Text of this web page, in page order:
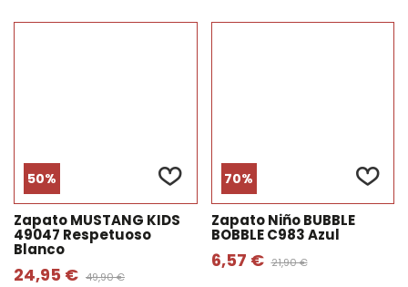
50%
Zapato MUSTANG KIDS
49047 Respetuoso
Blanco
24,95 € 49,90 €
70%
Zapato Niño BUBBLE
BOBBLE C983 Azul
6,57 € 21,90 €